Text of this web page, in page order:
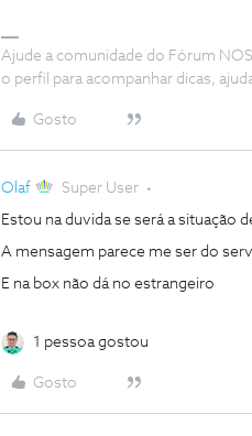
Ajude a comunidade do Fórum
o perfil para acompanhar dicas,
Gosto
Olaf Super User
Estou na duvida se será a situação
A mensagem parece me ser do
E na box não dá no estrangeiro
1 pessoa gostou
Gosto